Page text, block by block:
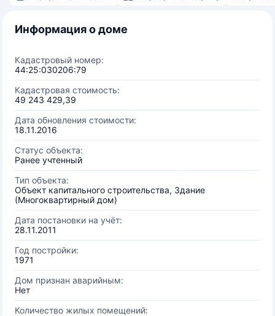
Информация о доме
Кадастровый номер:
44:25:030206:79
Кадастровая стоимость:
49 243 429,39
Дата обновления стоимости:
18.11.2016
Статус объекта:
Ранее учтенный
Тип объекта:
Объект капитального строительства, Здание
(Многоквартирный дом)
Дата постановки на учёт:
28.11.2011
Год постройки:
1971
Дом признан аварийным:
Нет
Количество жилых помещений: